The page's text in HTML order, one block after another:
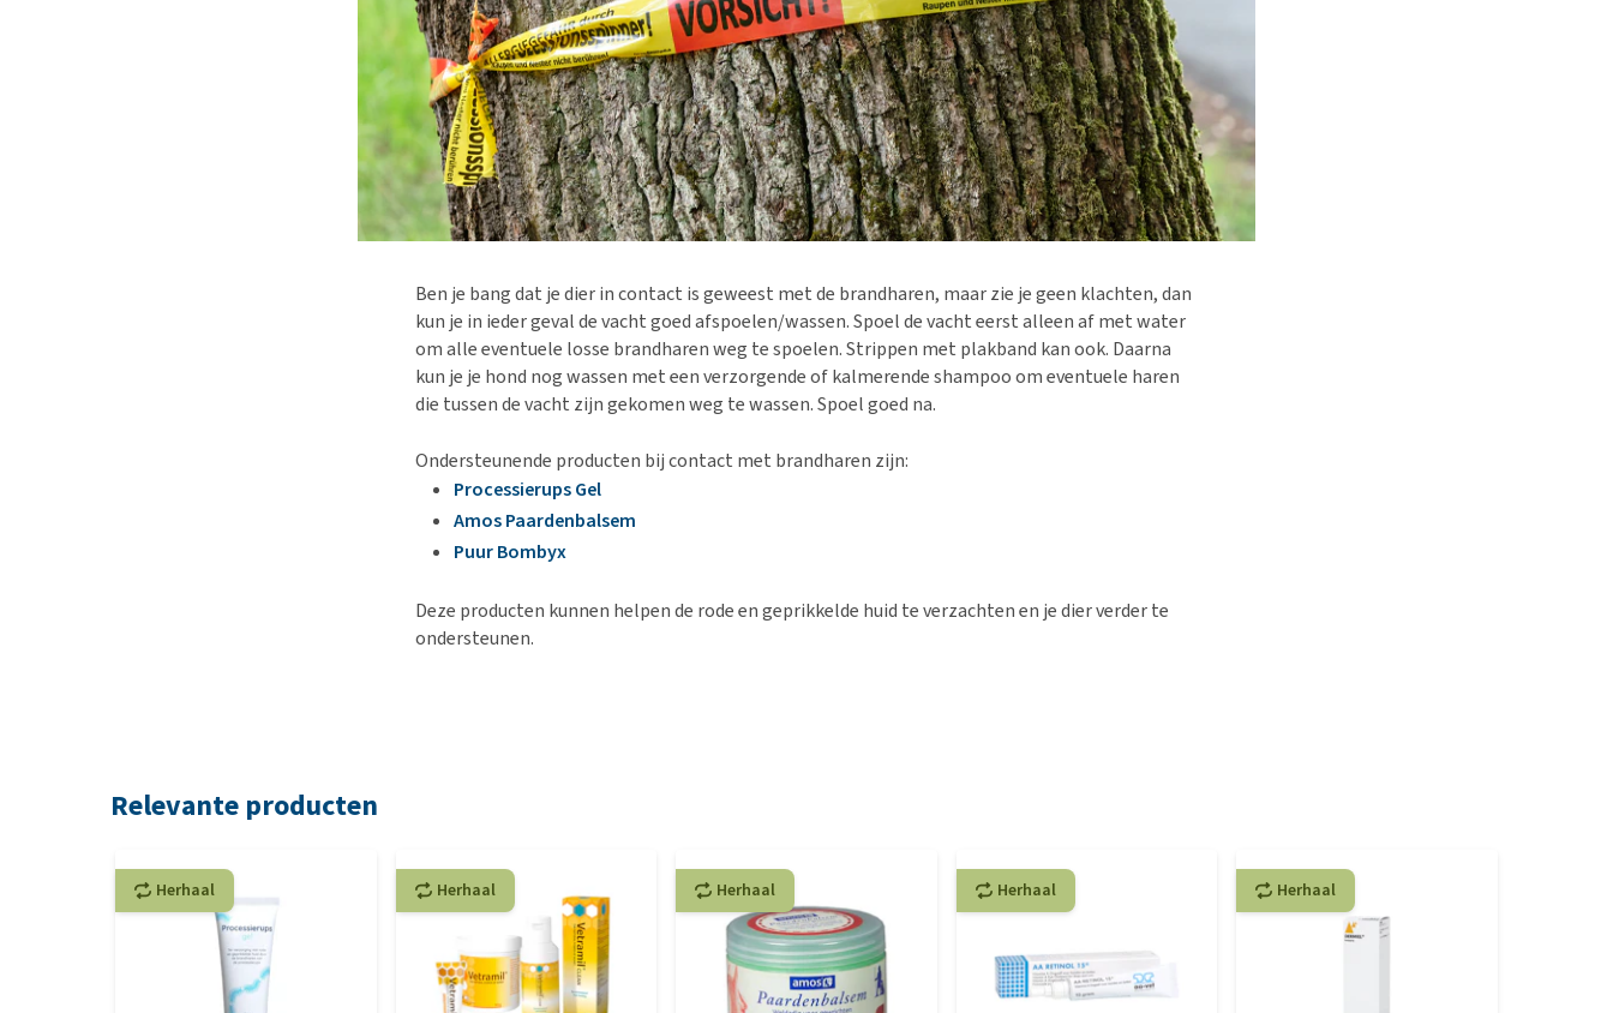
Ben je bang dat je dier in contact is geweest met de brandharen, maar zie je geen klachten, dan
kun je in ieder geval de vacht goed afspoelen/wassen. Spoel de vacht eerst alleen af met water
om alle eventuele losse brandharen weg te spoelen. Strippen met plakband kan ook. Daarna
kun je je hond nog wassen met een verzorgende of kalmerende shampoo om eventuele haren
die tussen de vacht zijn gekomen weg te wassen. Spoel goed na.
Ondersteunende producten bij contact met brandharen zijn:
Processierups Gel
Amos Paardenbalsem
Puur Bombyx
Deze producten kunnen helpen de rode en geprikkelde huid te verzachten en je dier verder te
ondersteunen.
Relevante producten
Herhaal Herhaal Herhaal Herhaal Herhaal